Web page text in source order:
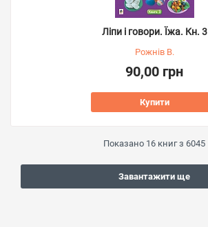
Ліпи і говори. Їжа. Кн. 3
Рожнів В.
90,00 грн
Купити
Показано 16 книг з 6045
Завантажити ще